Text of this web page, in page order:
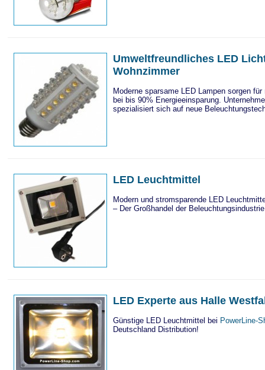
Umweltfreundliches LED
Wohnzimmer
Moderne sparsame LED Lampen sorgen
bei bis 90% Energieeinsparung.
spezialisiert sich auf neue
LED Leuchtmittel
Modern und stromsparende LED
– Der Großhandel der
LED Experte aus Halle
Günstige LED Leuchtmittel bei PowerLine-
Deutschland Distribution!